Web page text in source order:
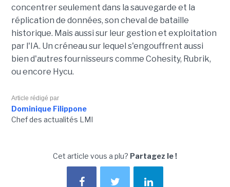
concentrer seulement dans la sauvegarde et la
réplication de données, son cheval de bataille
historique. Mais aussi sur leur gestion et exploitation
par l'IA. Un créneau sur lequel s'engouffrent aussi
bien d'autres fournisseurs comme Cohesity, Rubrik,
ou encore Hycu.
Article rédigé par
Dominique Filippone
Chef des actualités LMI
Cet article vous a plu? Partagez le !